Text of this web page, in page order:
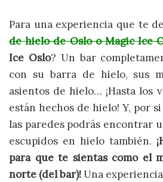
Para una experiencia que te
de hielo de Oslo o Magic Ice
Ice Oslo? Un bar
con su barra de hielo, sus
asientos de hielo… ¡Hasta los
están hechos de hielo! Y, por
las paredes podrás encontrar
escupidos en hielo también.
para que te sientas como el
norte (del bar)!Una